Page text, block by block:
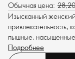
Обычная цена:
Изысканный
привлекательность,
пышные, насыщенные
амбровыми нотами и
Подробнее